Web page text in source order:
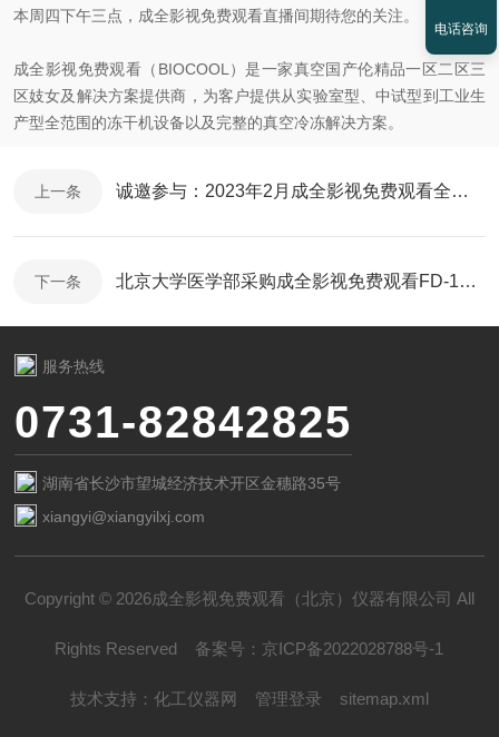
本周四下午三点，成全影视免费观看直播间期待您的关注。
成全影视免费观看（BIOCOOL）是一家真空国产伦精品一区二区三
区妓女及解决方案提供商，为客户提供从实验室型、中试型到工业生
产型全范围的冻干机设备以及完整的真空冷冻解决方案。
上一条 诚邀参与：2023年2月成全影视免费观看全国专家级冻干研讨会
下一条 北京大学医学部采购成全影视免费观看FD-1C-80+冻干机
服务热线
0731-82842825
湖南省长沙市望城经济技术开区金穗路35号
xiangyi@xiangyilxj.com
Copyright © 2026成全影视免费观看（北京）仪器有限公司 All
Rights Reserved 备案号： 京ICP备2022028788号-1
技术支持： 化工仪器网 管理登录 sitemap.xml
电话咨询